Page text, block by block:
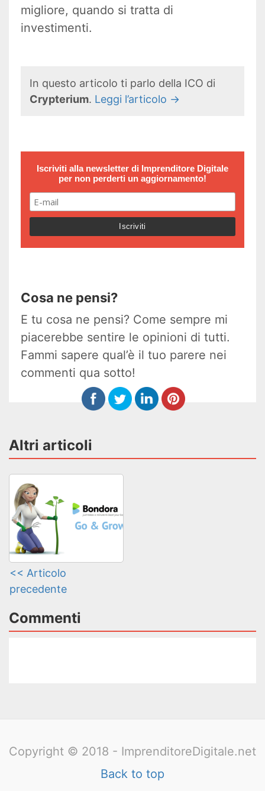
migliore, quando si tratta di
investimenti.
In questo articolo ti parlo della ICO di
Crypterium. Leggi l’articolo ->
Iscriviti alla newsletter di Imprenditore Digitale
per non perderti un aggiornamento!
Cosa ne pensi?
E tu cosa ne pensi? Come sempre mi
piacerebbe sentire le opinioni di tutti.
Fammi sapere qual’è il tuo parere nei
commenti qua sotto!
Altri articoli
<< Articolo
precedente
Commenti
Copyright © 2018 - ImprenditoreDigitale.net
Back to top